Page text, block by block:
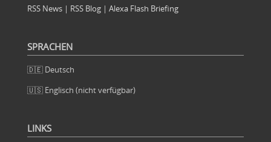
RSS News| RSS Blog| Alexa Flash Briefing
SPRACHEN
🇩🇪 Deutsch
🇺🇸 Englisch (nicht verfügbar)
LINKS